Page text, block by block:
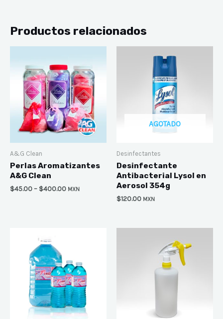
Productos relacionados
A&G Clean
Perlas Aromatizantes
A&G Clean
$45.00– $400.00 MXN
AGOTADO
Desinfectantes
Desinfectante
Antibacterial Lysol en
Aerosol 354g
$120.00 MXN